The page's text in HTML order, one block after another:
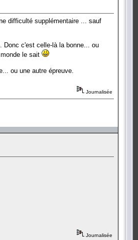
difficulté supplémentaire ... sauf
Donc c'est celle-là la bonne... ou
le sait
ou une autre épreuve.
Journalisée
Journalisée